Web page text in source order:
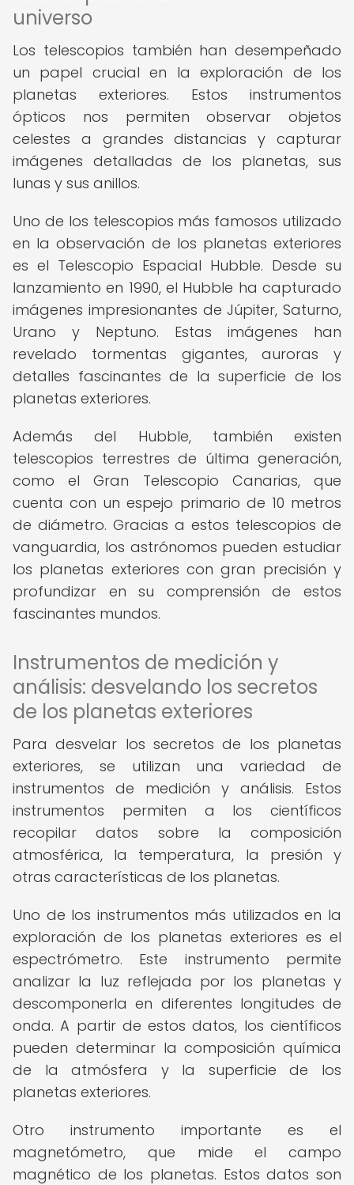
universo
Los telescopios también han desempeñado
un papel crucial en la exploración de los
planetas exteriores. Estos instrumentos
ópticos nos permiten observar objetos
celestes a grandes distancias y capturar
imágenes detalladas de los planetas, sus
lunas y sus anillos.
Uno de los telescopios más famosos utilizado
en la observación de los planetas exteriores
es el Telescopio Espacial Hubble. Desde su
lanzamiento en 1990, el Hubble ha capturado
imágenes impresionantes de Júpiter, Saturno,
Urano y Neptuno. Estas imágenes han
revelado tormentas gigantes, auroras y
detalles fascinantes de la superficie de los
planetas exteriores.
Además del Hubble, también existen
telescopios terrestres de última generación,
como el Gran Telescopio Canarias, que
cuenta con un espejo primario de 10 metros
de diámetro. Gracias a estos telescopios de
vanguardia, los astrónomos pueden estudiar
los planetas exteriores con gran precisión y
profundizar en su comprensión de estos
fascinantes mundos.
Instrumentos de medición y
análisis: desvelando los secretos
de los planetas exteriores
Para desvelar los secretos de los planetas
exteriores, se utilizan una variedad de
instrumentos de medición y análisis. Estos
instrumentos permiten a los científicos
recopilar datos sobre la composición
atmosférica, la temperatura, la presión y
otras características de los planetas.
Uno de los instrumentos más utilizados en la
exploración de los planetas exteriores es el
espectrómetro. Este instrumento permite
analizar la luz reflejada por los planetas y
descomponerla en diferentes longitudes de
onda. A partir de estos datos, los científicos
pueden determinar la composición química
de la atmósfera y la superficie de los
planetas exteriores.
Otro instrumento importante es el
magnetómetro, que mide el campo
magnético de los planetas. Estos datos son